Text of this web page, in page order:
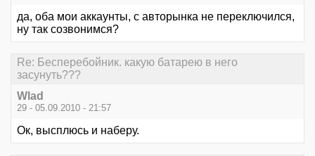
да, оба мои аккаунты, с авторынка не переключился,
ну так созвонимся?
Re: Бесперебойник. какую батарею в него
засунуть???
Wlad
29 - 05.09.2010 - 21:57
Ок, высплюсь и наберу.